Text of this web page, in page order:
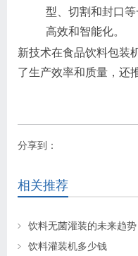
型、切割和封口
高效和智能化。
新技术在食品饮料包装
了生产效率和质量，还
分享到：
相关推荐
饮料无菌灌装的未来趋势
饮料灌装机多少钱